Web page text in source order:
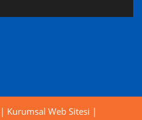
Kurumsal Web Sitesi |